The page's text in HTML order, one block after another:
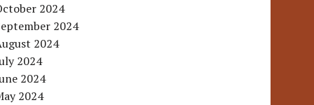
2024
2024
2024
2024
2024
2024